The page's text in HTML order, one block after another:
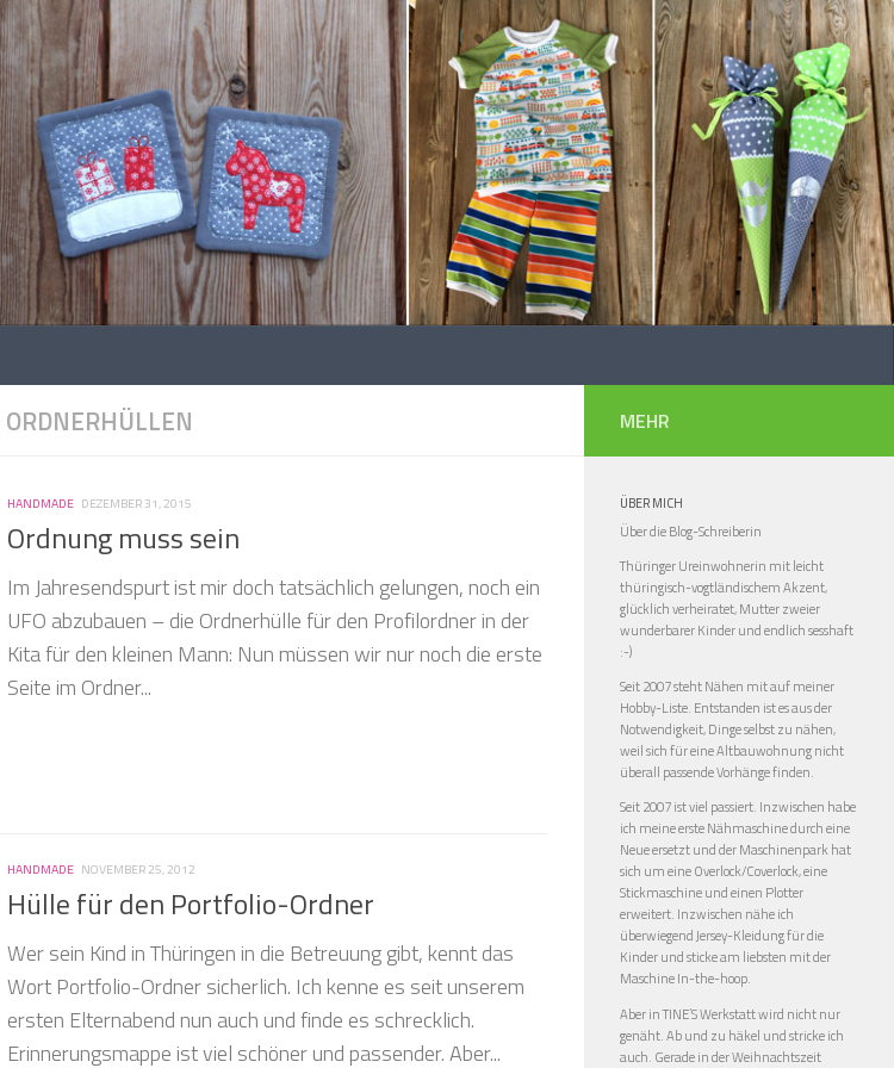
ORDNERHÜLLEN
HANDMADE DEZEMBER 31, 2015
Ordnung muss sein
Im Jahresendspurt ist mir doch tatsächlich gelungen, noch ein
UFO abzubauen – die Ordnerhülle für den Profilordner in der
Kita für den kleinen Mann: Nun müssen wir nur noch die erste
Seite im Ordner...
HANDMADE NOVEMBER 25, 2012
Hülle für den Portfolio-Ordner
Wer sein Kind in Thüringen in die Betreuung gibt, kennt das
Wort Portfolio-Ordner sicherlich. Ich kenne es seit unserem
ersten Elternabend nun auch und finde es schrecklich.
Erinnerungsmappe ist viel schöner und passender. Aber...
MEHR
ÜBER MICH
Über die Blog-Schreiberin
Thüringer Ureinwohnerin mit leicht
thüringisch-vogtländischem Akzent,
glücklich verheiratet, Mutter zweier
wunderbarer Kinder und endlich sesshaft
:-)
Seit 2007 steht Nähen mit auf meiner
Hobby-Liste. Entstanden ist es aus der
Notwendigkeit, Dinge selbst zu nähen,
weil sich für eine Altbauwohnung nicht
überall passende Vorhänge finden.
Seit 2007 ist viel passiert. Inzwischen habe
ich meine erste Nähmaschine durch eine
Neue ersetzt und der Maschinenpark hat
sich um eine Overlock/Coverlock, eine
Stickmaschine und einen Plotter
erweitert. Inzwischen nähe ich
überwiegend Jersey-Kleidung für die
Kinder und sticke am liebsten mit der
Maschine In-the-hoop.
Aber in TINE’S Werkstatt wird nicht nur
genäht. Ab und zu häkel und stricke ich
auch. Gerade in der Weihnachtszeit